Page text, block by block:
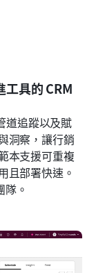
具的 CRM
道追蹤以及賦
洞察，讓行銷
本支援可重複
且部署快速。
。